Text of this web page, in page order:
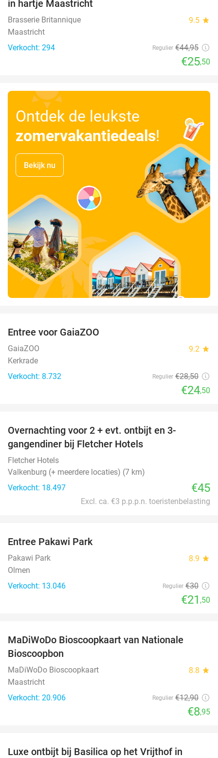
in hartje Maastricht
Brasserie Britannique 9.5 star
Maastricht
Verkocht: 294
Regulier €44,95
€25,50
Ontdek de leukste
zomervakantiedeals!
Bekijk nu
Entree voor GaiaZOO
GaiaZOO 9.2 star
Kerkrade
Verkocht: 8.732
Regulier €28,50
€24,50
Overnachting voor 2 + evt. ontbijt en 3-
gangendiner bij Fletcher Hotels
Fletcher Hotels
Valkenburg (+ meerdere locaties) (7 km)
Verkocht: 18.497
€45
Excl. ca. €3 p.p.p.n. toeristenbelasting
Entree Pakawi Park
Pakawi Park 8.9 star
Olmen
Verkocht: 13.046
Regulier €30
€21 ,50
MaDiWoDo Bioscoopkaart van Nationale
Bioscoopbon
MaDiWoDo Bioscoopkaart 8.8 star
Maastricht
Verkocht: 20.906
Regulier €12,90
€8,95
Luxe ontbijt bij Basilica op het Vrijthof in